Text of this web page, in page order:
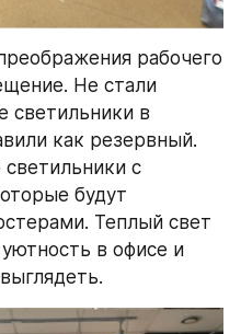
рабочего
Не стали
светильники в
как резервный.
с
будут
Теплый свет
в офисе и